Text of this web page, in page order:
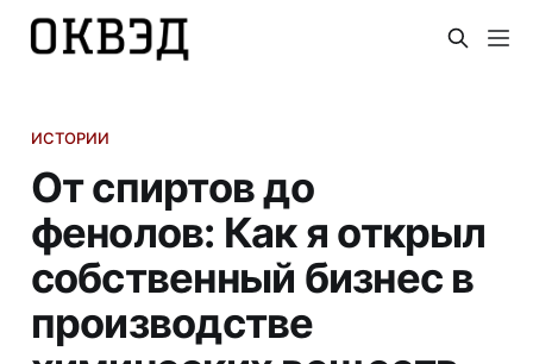
ИСТОРИИ
От спиртов до
фенолов: Как я открыл
собственный бизнес в
производстве